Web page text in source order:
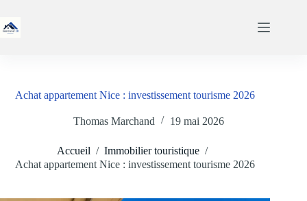
contenu
Achat appartement Nice : investissement tourisme 2026
Thomas Marchand 19 mai 2026
Accueil / Immobilier touristique /
Achat appartement Nice : investissement tourisme 2026